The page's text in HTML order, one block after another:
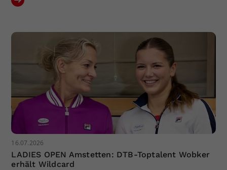
16.07.2026
LADIES OPEN Amstetten: DTB-Toptalent Wobker
erhält Wildcard